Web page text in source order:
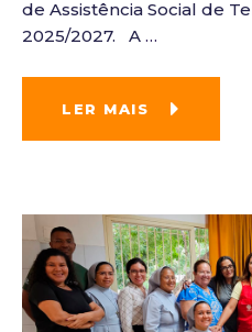
de Assistência Social de
2025/2027. A …
LER MAIS